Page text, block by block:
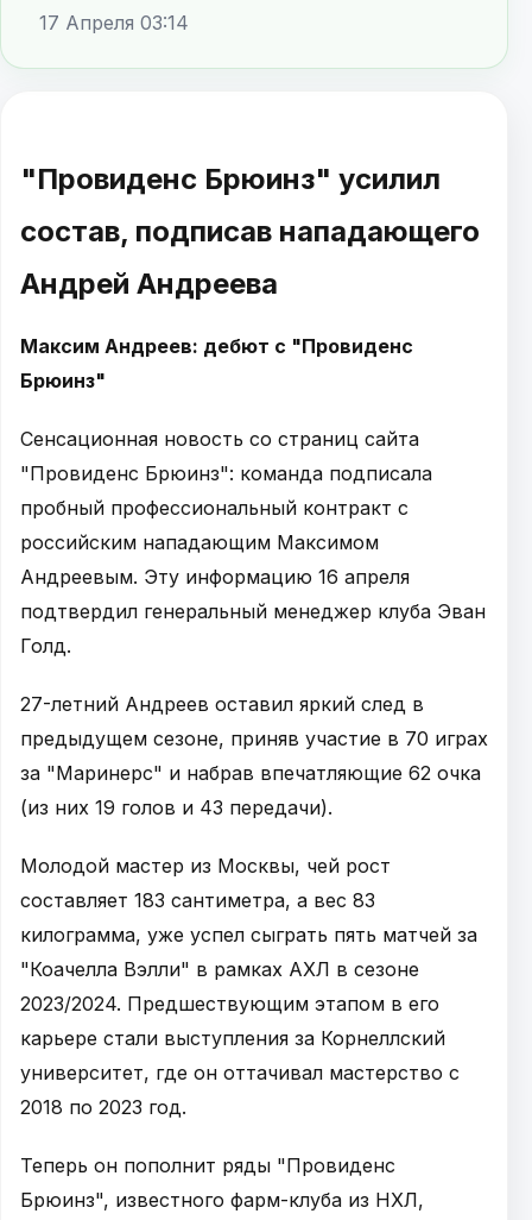
17 Апреля 03:14
"Провиденс Брюинз" усилил
состав, подписав нападающего
Андрей Андреева
Максим Андреев: дебют с "Провиденс
Брюинз"
Сенсационная новость со страниц сайта
"Провиденс Брюинз": команда подписала
пробный профессиональный контракт с
российским нападающим Максимом
Андреевым. Эту информацию 16 апреля
подтвердил генеральный менеджер клуба Эван
Голд.
27-летний Андреев оставил яркий след в
предыдущем сезоне, приняв участие в 70 играх
за "Маринерс" и набрав впечатляющие 62 очка
(из них 19 голов и 43 передачи).
Молодой мастер из Москвы, чей рост
составляет 183 сантиметра, а вес 83
килограмма, уже успел сыграть пять матчей за
"Коачелла Вэлли" в рамках АХЛ в сезоне
2023/2024. Предшествующим этапом в его
карьере стали выступления за Корнеллский
университет, где он оттачивал мастерство с
2018 по 2023 год.
Теперь он пополнит ряды "Провиденс
Брюинз", известного фарм-клуба из НХЛ,